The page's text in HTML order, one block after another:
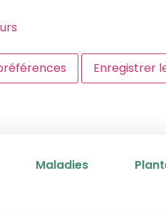
Enregistrer
Maladies